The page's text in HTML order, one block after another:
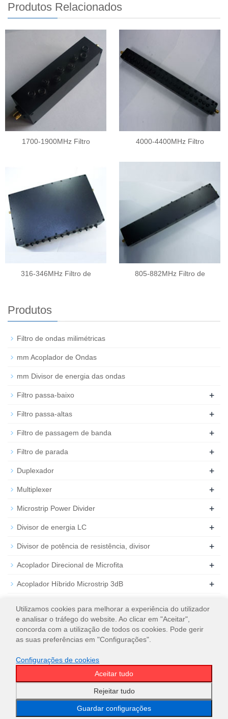
Produtos Relacionados
1700-1900MHz Filtro 4000-4400MHz Filtro
316-346MHz Filtro de 805-882MHz Filtro de
Produtos
Filtro de ondas milimétricas
mm Acoplador de Ondas
mm Divisor de energia das ondas
Filtro passa-baixo +
Filtro passa-altas +
Filtro de passagem de banda +
Filtro de parada +
Duplexador +
Multiplexer +
Microstrip Power Divider +
Divisor de energia LC +
Divisor de potência de resistência, divisor +
Acoplador Direcional de Microfita +
Acoplador Híbrido Microstrip 3dB +
Carga de RF coaxial
WT Microwave INC.
Email WeChat WhatsApp Classificação principal
Utilizamos cookies para melhorar a experiência do utilizador
e analisar o tráfego do website. Ao clicar em "Aceitar",
concorda com a utilização de todos os cookies. Pode gerir
as suas preferências em "Configurações".
Configurações de cookies
Aceitar tudo
Rejeitar tudo
Guardar configurações